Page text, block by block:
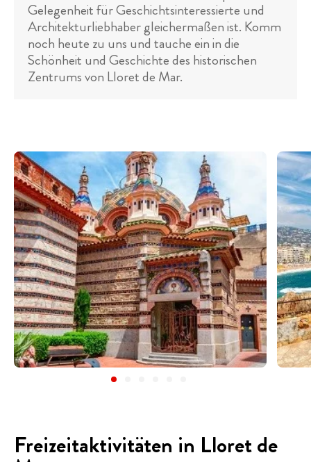
Gelegenheit für Geschichtsinteressierte und
Architekturliebhaber gleichermaßen ist. Komm
noch heute zu uns und tauche ein in die
Schönheit und Geschichte des historischen
Zentrums von Lloret de Mar.
Freizeitaktivitäten in Lloret de